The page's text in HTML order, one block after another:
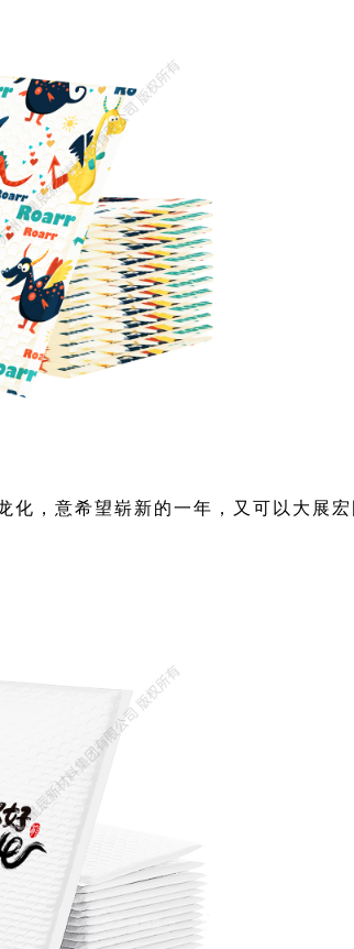
化，意希望崭新的一年，又可以大展